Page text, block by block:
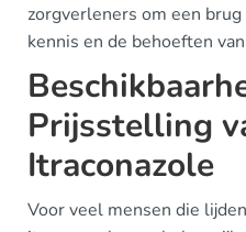
zorgverleners om een
kennis en de behoeften
Prijsstelling
Itraconazole
Voor veel mensen die